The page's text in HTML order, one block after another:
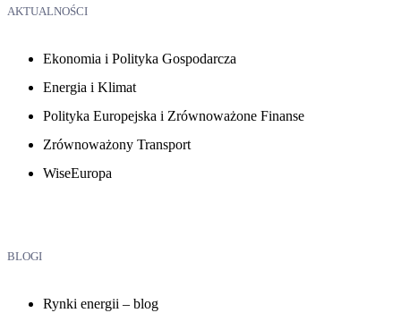
AKTUALNOŚCI
Ekonomia i Polityka Gospodarcza
Energia i Klimat
Polityka Europejska i Zrównoważone Finanse
Zrównoważony Transport
WiseEuropa
BLOGI
Rynki energii – blog